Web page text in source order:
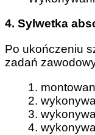
4. Sylwetka
Po ukończeniu
zadań
1.
2.
3.
4.